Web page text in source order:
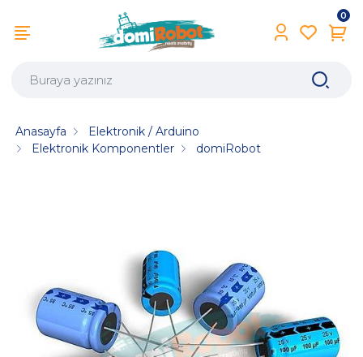
0
Anasayfa
Elektronik / Arduino
Elektronik Komponentler
domiRobot